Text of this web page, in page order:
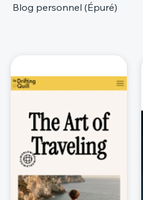
Blog personnel (Épuré)